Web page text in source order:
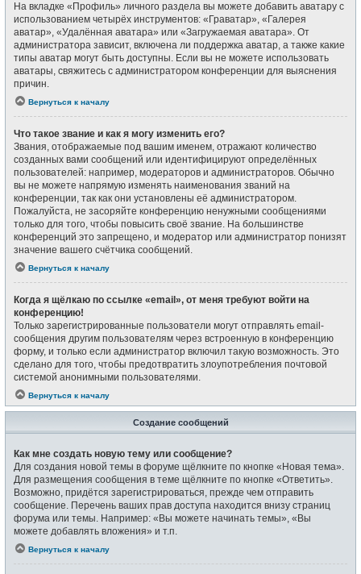
На вкладке «Профиль» личного раздела вы можете добавить аватару с
использованием четырёх инструментов: «Граватар», «Галерея
аватар», «Удалённая аватара» или «Загружаемая аватара». От
администратора зависит, включена ли поддержка аватар, а также какие
типы аватар могут быть доступны. Если вы не можете использовать
аватары, свяжитесь с администратором конференции для выяснения
причин.
Вернуться к началу
Что такое звание и как я могу изменить его?
Звания, отображаемые под вашим именем, отражают количество
созданных вами сообщений или идентифицируют определённых
пользователей: например, модераторов и администраторов. Обычно
вы не можете напрямую изменять наименования званий на
конференции, так как они установлены её администратором.
Пожалуйста, не засоряйте конференцию ненужными сообщениями
только для того, чтобы повысить своё звание. На большинстве
конференций это запрещено, и модератор или администратор понизят
значение вашего счётчика сообщений.
Вернуться к началу
Когда я щёлкаю по ссылке «email», от меня требуют войти на
конференцию!
Только зарегистрированные пользователи могут отправлять email-
сообщения другим пользователям через встроенную в конференцию
форму, и только если администратор включил такую возможность. Это
сделано для того, чтобы предотвратить злоупотребления почтовой
системой анонимными пользователями.
Вернуться к началу
Создание сообщений
Как мне создать новую тему или сообщение?
Для создания новой темы в форуме щёлкните по кнопке «Новая тема».
Для размещения сообщения в теме щёлкните по кнопке «Ответить».
Возможно, придётся зарегистрироваться, прежде чем отправить
сообщение. Перечень ваших прав доступа находится внизу страниц
форума или темы. Например: «Вы можете начинать темы», «Вы
можете добавлять вложения» и т.п.
Вернуться к началу